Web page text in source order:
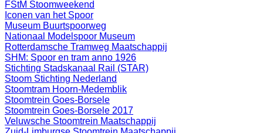
FStM Stoomweekend
Iconen van het Spoor
Museum Buurtspoorweg
Nationaal Modelspoor Museum
Rotterdamsche Tramweg Maatschappij
SHM: Spoor en tram anno 1926
Stichting Stadskanaal Rail (STAR)
Stoom Stichting Nederland
Stoomtram Hoorn-Medemblik
Stoomtrein Goes-Borsele
Stoomtrein Goes-Borsele 2017
Veluwsche Stoomtrein Maatschappij